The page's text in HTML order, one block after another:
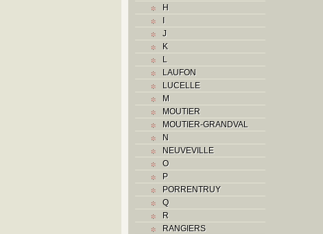
H
I
J
K
L
LAUFON
LUCELLE
M
MOUTIER
MOUTIER-GRANDVAL
N
NEUVEVILLE
O
P
PORRENTRUY
Q
R
RANGIERS